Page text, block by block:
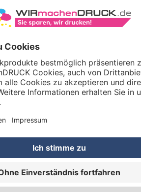
Druckdaten
Sie im Warenkorb oder nach Abschluss der
gestaltet Druckdaten, Logos etc. nach
(von Experten empf.)
per Post